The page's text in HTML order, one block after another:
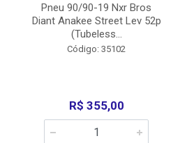
Pneu 90/90-19 Nxr Bros
Diant Anakee Street Lev 52p
(Tubeless...
Código: 35102
R$ 355,00